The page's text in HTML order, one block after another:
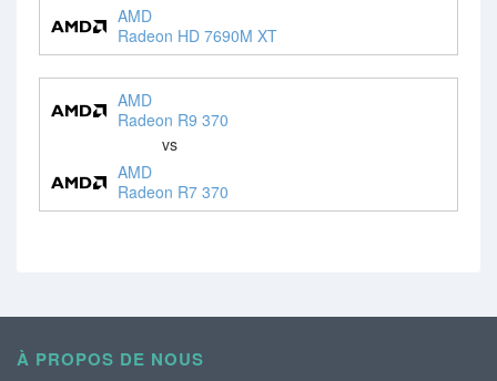
AMD
Radeon HD 7690M XT
AMD
Radeon R9 370
vs
AMD
Radeon R7 370
À PROPOS DE NOUS